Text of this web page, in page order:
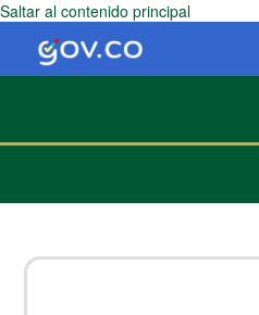
Saltar al contenido principal